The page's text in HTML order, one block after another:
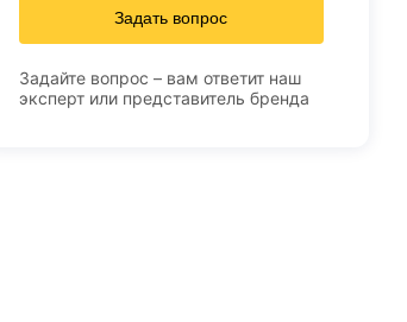
Задать вопрос
Задайте вопрос – вам ответит наш
эксперт или представитель бренда